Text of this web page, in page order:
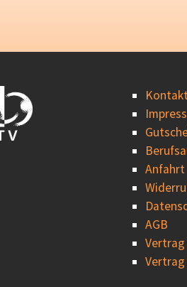
Anfahrt
AGB